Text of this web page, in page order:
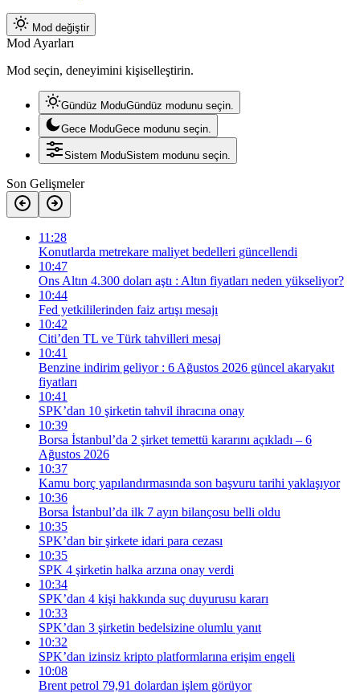
Mod değiştir
Mod Ayarları
Mod seçin, deneyimini kişiselleştirin.
Gündüz ModuGündüz modunu seçin.
Gece ModuGece modunu seçin.
Sistem ModuSistem modunu seçin.
Son Gelişmeler
11:28
Konutlarda metrekare maliyet bedelleri güncellendi
10:47
Ons Altın 4.300 doları aştı : Altın fiyatları neden yükseliyor?
10:44
Fed yetkililerinden faiz artışı mesajı
10:42
Citi’den TL ve Türk tahvilleri mesaj
10:41
Benzine indirim geliyor : 6 Ağustos 2026 güncel akaryakıt
fiyatları
10:41
SPK’dan 10 şirketin tahvil ihracına onay
10:39
Borsa İstanbul’da 2 şirket temettü kararını açıkladı – 6
Ağustos 2026
10:37
Kamu borç yapılandırmasında son başvuru tarihi yaklaşıyor
10:36
Borsa İstanbul’da ilk 7 ayın bilançosu belli oldu
10:35
SPK’dan bir şirkete idari para cezası
10:35
SPK 4 şirketin halka arzına onay verdi
10:34
SPK’dan 4 kişi hakkında suç duyurusu kararı
10:33
SPK’dan 3 şirketin bedelsizine olumlu yanıt
10:32
SPK’dan izinsiz kripto platformlarına erişim engeli
10:08
Brent petrol 79,91 dolardan işlem görüyor